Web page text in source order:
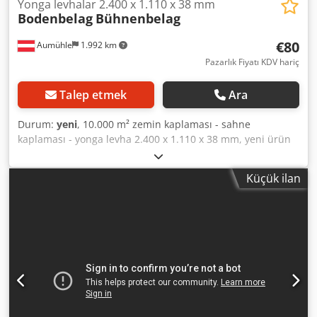
Aumühle 1.992 km
Yonga levhalar 2.400 x 1.110 x 38 mm
Bodenbelag Bühnenbelag
€80
Pazarlık Fiyatı KDV hariç
Talep etmek Ara
Durum: yeni, 10.000 m² zemin kaplaması - sahne
kaplaması - yonga levha 2.400 x 1.110 x 38 mm, yeni ürün
🧰 Ürün özellikleri • Malzeme: Ahşap • Renk: Resimlere
bakın • Durum: Yeni ürün • Ölçüler: 2.400 x 1.110 x 38 mm •
Ağırlık: Yaklaşık 71 kg 💰 Plaka başına fiyat: 67,- € (KDV
mevcuttur. (Teknik veriler, bilgiler ve fiyatlardaki
değişiklikler ve hatalar saklıdır! Ayrıca ön satış da
mümkündür! Genel Şartlar ve Koşullarımıza bakın, tüm
Küçük ilan